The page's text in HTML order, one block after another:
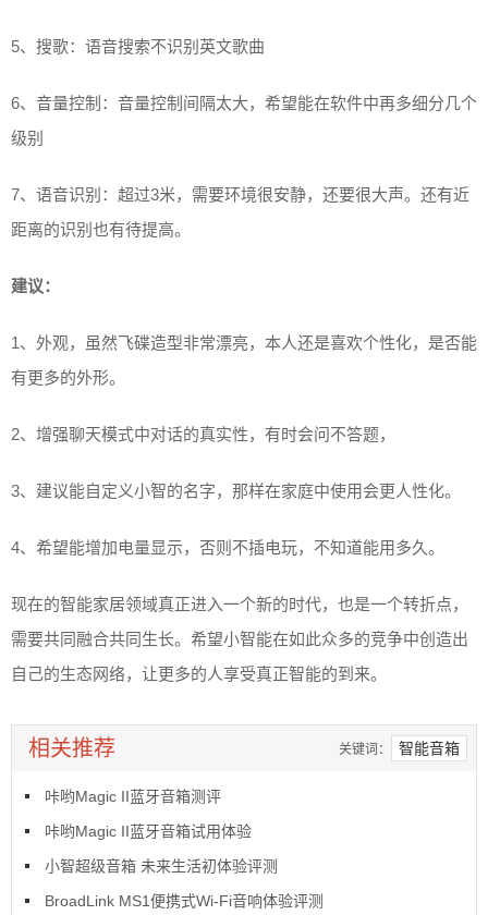
5、搜歌：语音搜索不识别英文歌曲
6、音量控制：音量控制间隔太大，希望能在软件中再多细分几个
级别
7、语音识别：超过3米，需要环境很安静，还要很大声。还有近
距离的识别也有待提高。
建议：
1、外观，虽然飞碟造型非常漂亮，本人还是喜欢个性化，是否能
有更多的外形。
2、增强聊天模式中对话的真实性，有时会问不答题，
3、建议能自定义小智的名字，那样在家庭中使用会更人性化。
4、希望能增加电量显示，否则不插电玩，不知道能用多久。
现在的智能家居领域真正进入一个新的时代，也是一个转折点，
需要共同融合共同生长。希望小智能在如此众多的竞争中创造出
自己的生态网络，让更多的人享受真正智能的到来。
相关推荐 关键词： 智能音箱
咔哟Magic II蓝牙音箱测评
咔哟Magic II蓝牙音箱试用体验
小智超级音箱 未来生活初体验评测
BroadLink MS1便携式Wi-Fi音响体验评测